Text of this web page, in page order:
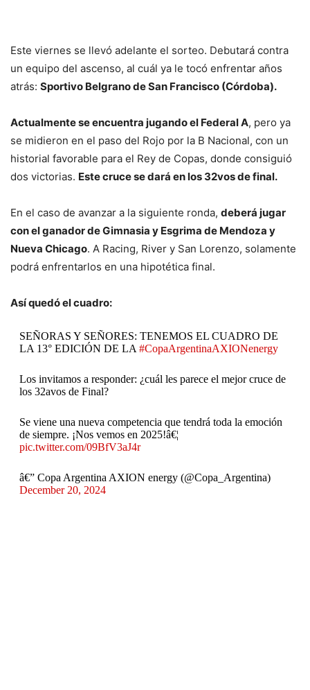
Este viernes se llevó adelante el sorteo. Debutará contra
un equipo del ascenso, al cuál ya le tocó enfrentar años
atrás: Sportivo Belgrano de San Francisco (Córdoba).
Actualmente se encuentra jugando el Federal A, pero ya
se midieron en el paso del Rojo por la B Nacional, con un
historial favorable para el Rey de Copas, donde consiguió
dos victorias. Este cruce se dará en los 32vos de final.
En el caso de avanzar a la siguiente ronda, deberá jugar
con el ganador de Gimnasia y Esgrima de Mendoza y
Nueva Chicago. A Racing, River y San Lorenzo, solamente
podrá enfrentarlos en una hipotética final.
Así quedó el cuadro:
SEÑORAS Y SEÑORES: TENEMOS EL CUADRO DE
LA 13° EDICIÓN DE LA #CopaArgentinaAXIONenergy
Los invitamos a responder: ¿cuál les parece el mejor cruce de
los 32avos de Final?
Se viene una nueva competencia que tendrá toda la emoción
de siempre. ¡Nos vemos en 2025!â€¦
pic.twitter.com/09BfV3aJ4r
â€” Copa Argentina AXION energy (@Copa_Argentina)
December 20, 2024